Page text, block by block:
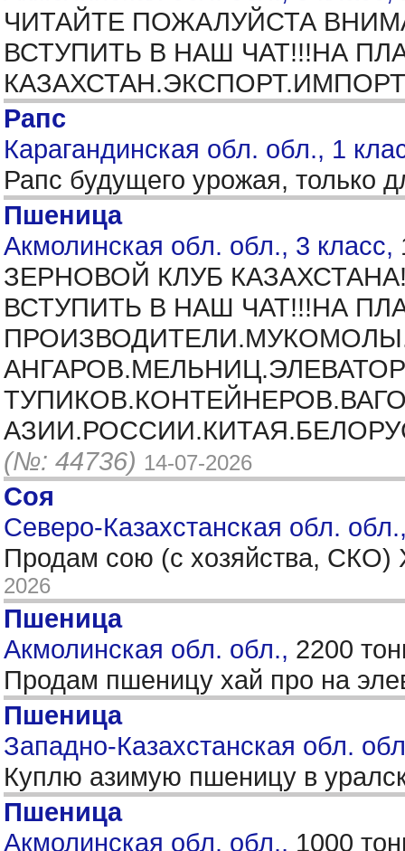
ЧИТАЙТЕ ПОЖАЛУЙСТА
ВСТУПИТЬ В НАШ ЧАТ!!!НА
Рапс
Карагандинская обл. обл., 1
Рапс будущего урожая,
Пшеница
Акмолинская обл. обл., 3 класс,
ЗЕРНОВОЙ КЛУБ
ВСТУПИТЬ В НАШ ЧАТ!!!НА
(№: 44736) 14-07-2026
Соя
Северо-Казахстанская обл.
Продам сою (с хозяйства,
2026
Пшеница
Акмолинская обл. обл., 2200
Продам пшеницу хай про на
Пшеница
Западно-Казахстанская обл.
Куплю азимую пшеницу в
Пшеница
Акмолинская обл. обл., 1000